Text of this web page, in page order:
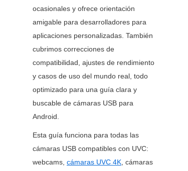
ocasionales y ofrece orientación
amigable para desarrolladores para
aplicaciones personalizadas. También
cubrimos correcciones de
compatibilidad, ajustes de rendimiento
y casos de uso del mundo real, todo
optimizado para una guía clara y
buscable de cámaras USB para
Android.
Esta guía funciona para todas las
cámaras USB compatibles con UVC:
webcams, cámaras UVC 4K, cámaras